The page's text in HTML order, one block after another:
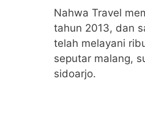
Nahwa Travel
tahun 2013, dan
telah melayani
seputar malang,
sidoarjo.